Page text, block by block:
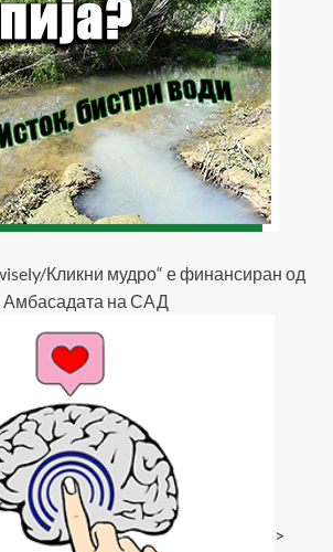
Кликни мудро“ е финансиран од
Амбасадата на САД
>